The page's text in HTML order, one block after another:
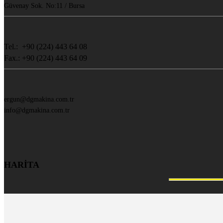
Güvenay Sok. No:11 / Bursa
Tel.: +90 (224) 443 64 08
Fax.: +90 (224) 443 64 09
ergun@dgmakina.com.tr
info@dgmakina.com.tr
HARİTA